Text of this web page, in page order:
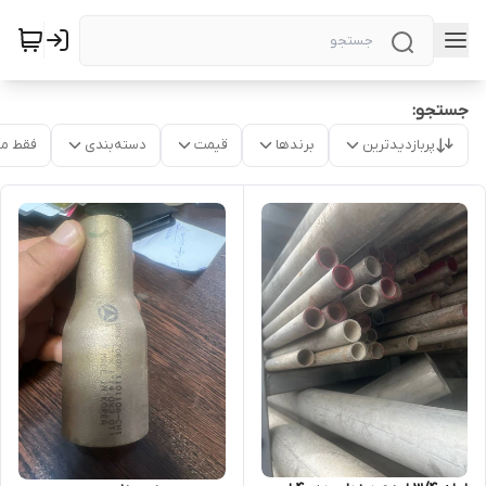
جستجو:
پربازدیدترین برندها قیمت دسته‌بندی فقط